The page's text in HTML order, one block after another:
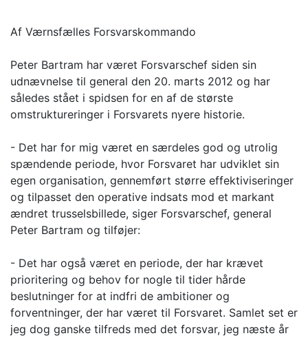
Af Værnsfælles Forsvarskommando
Peter Bartram har været Forsvarschef siden sin
udnævnelse til general den 20. marts 2012 og har
således stået i spidsen for en af de største
omstruktureringer i Forsvarets nyere historie.
- Det har for mig været en særdeles god og utrolig
spændende periode, hvor Forsvaret har udviklet sin
egen organisation, gennemført større effektiviseringer
og tilpasset den operative indsats mod et markant
ændret trusselsbillede, siger Forsvarschef, general
Peter Bartram og tilføjer:
- Det har også været en periode, der har krævet
prioritering og behov for nogle til tider hårde
beslutninger for at indfri de ambitioner og
forventninger, der har været til Forsvaret. Samlet set er
jeg dog ganske tilfreds med det forsvar, jeg næste år